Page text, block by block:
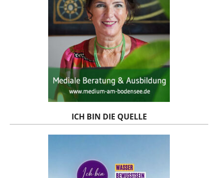
ICH BIN DIE QUELLE